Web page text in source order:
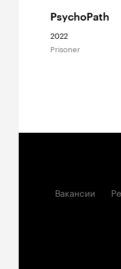
PsychoPath
2022
Prisoner
Вакансии